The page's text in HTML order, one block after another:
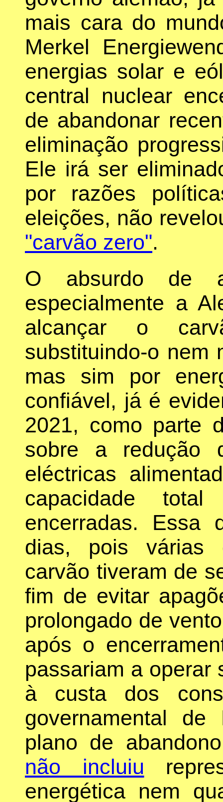
mais cara do
Merkel
energias solar e
central nuclear
de abandonar
eliminação
Ele irá ser
por razões
eleições, não
"carvão zero".
O absurdo de
especialmente a
alcançar o
substituindo-o nem
mas sim por
confiável, já é
2021, como parte
sobre a redução
eléctricas
capacidade
encerradas. Essa
dias, pois várias
carvão tiveram de
fim de evitar
prolongado de
após o
passariam a operar
à custa dos
governamental
plano de
não incluiu
energética nem